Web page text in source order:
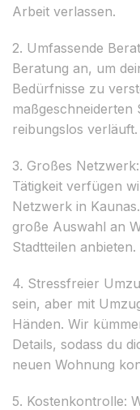
Arbeit verlassen.
2. Umfassende
Beratung an, um
Bedürfnisse zu
maßgeschneiderten
reibungslos verläuft.
3. Großes
Tätigkeit verfügen
Netzwerk in
große Auswahl an
Stadtteilen anbieten.
4. Stressfreier
sein, aber mit
Händen. Wir
Details, sodass du
neuen Wohnung
5. Kostenkontrolle: